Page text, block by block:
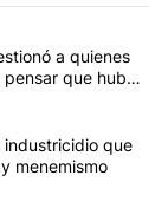
en los
a Jorge
a quienes
que hubo
de
industricidio que
menemismo